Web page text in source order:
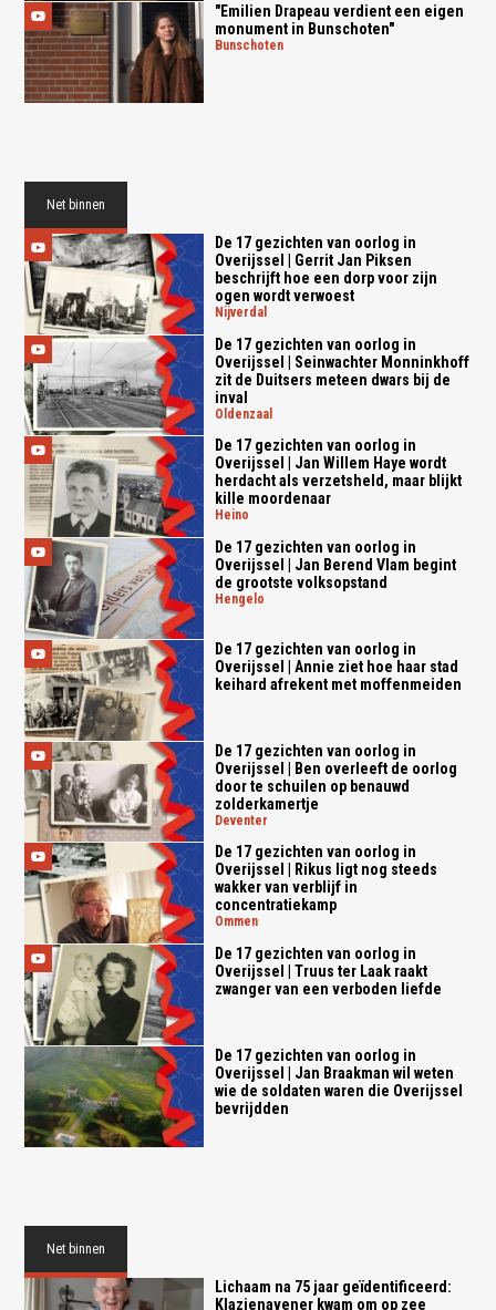
"Emilien Drapeau verdient een eigen
monument in Bunschoten"
bunschoten
Net binnen
De 17 gezichten van oorlog in
Overijssel | Gerrit Jan Piksen
beschrijft hoe een dorp voor zijn
ogen wordt verwoest
nijverdal
De 17 gezichten van oorlog in
Overijssel | Seinwachter Monninkhoff
zit de Duitsers meteen dwars bij de
inval
oldenzaal
De 17 gezichten van oorlog in
Overijssel | Jan Willem Haye wordt
herdacht als verzetsheld, maar blijkt
kille moordenaar
heino
De 17 gezichten van oorlog in
Overijssel | Jan Berend Vlam begint
de grootste volksopstand
hengelo
De 17 gezichten van oorlog in
Overijssel | Annie ziet hoe haar stad
keihard afrekent met moffenmeiden
De 17 gezichten van oorlog in
Overijssel | Ben overleeft de oorlog
door te schuilen op benauwd
zolderkamertje
deventer
De 17 gezichten van oorlog in
Overijssel | Rikus ligt nog steeds
wakker van verblijf in
concentratiekamp
ommen
De 17 gezichten van oorlog in
Overijssel | Truus ter Laak raakt
zwanger van een verboden liefde
De 17 gezichten van oorlog in
Overijssel | Jan Braakman wil weten
wie de soldaten waren die Overijssel
bevrijdden
Net binnen
Lichaam na 75 jaar geïdentificeerd:
Klazienavener kwam om op zee